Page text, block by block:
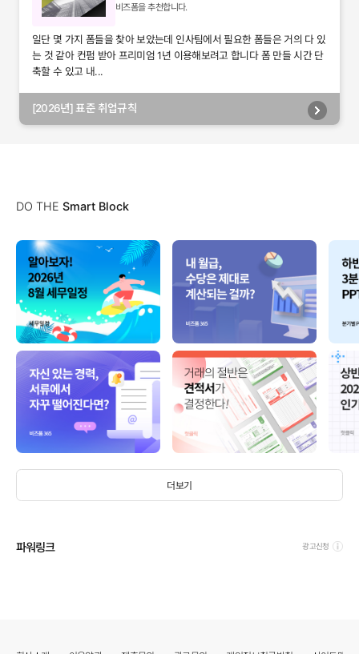
비즈폼을 추천합니다.
일단 몇 가지 폼들을 찾아 보았는데 인사팀에서 필요한 폼들은 거의 다 있
는 것 같아 컨펌 받아 프리미엄 1년 이용해보려고 합니다 폼 만들 시간 단
축할 수 있고 내...
[2026년] 표준 취업규칙
DO THE Smart Block
더보기
파워링크 광고신청